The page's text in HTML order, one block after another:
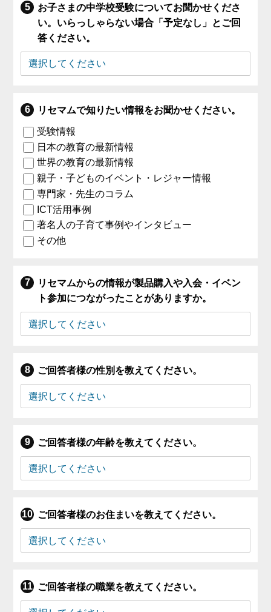
お子さまの中学校受験についてお聞かせくださ
い。いらっしゃらない場合「予定なし」とご回
答ください。
リセマムで知りたい情報をお聞かせください。
受験情報
日本の教育の最新情報
世界の教育の最新情報
親子・子どものイベント・レジャー情報
専門家・先生のコラム
ICT活用事例
著名人の子育て事例やインタビュー
その他
リセマムからの情報が製品購入や入会・イベン
ト参加につながったことがありますか。
ご回答者様の性別を教えてください。
ご回答者様の年齢を教えてください。
ご回答者様のお住まいを教えてください。
ご回答者様の職業を教えてください。